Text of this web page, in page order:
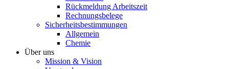
Rückmeldung Arbeitszeit
Rechnungsbelege
Sicherheitsbestimmungen
Allgemein
Chemie
Über uns
Mission & Vision